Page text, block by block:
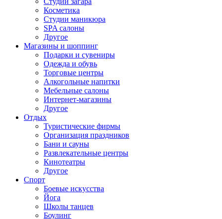
Косметика
Студии маникюра
SPA салоны
Другое
Магазины и шоппинг
Подарки и сувениры
Одежда и обувь
Торговые центры
Алкогольные напитки
Мебельные салоны
Интернет-магазины
Другое
Отдых
Туристические фирмы
Организация праздников
Бани и сауны
Развлекательные центры
Кинотеатры
Другое
Спорт
Боевые искусства
Йога
Школы танцев
Боулинг